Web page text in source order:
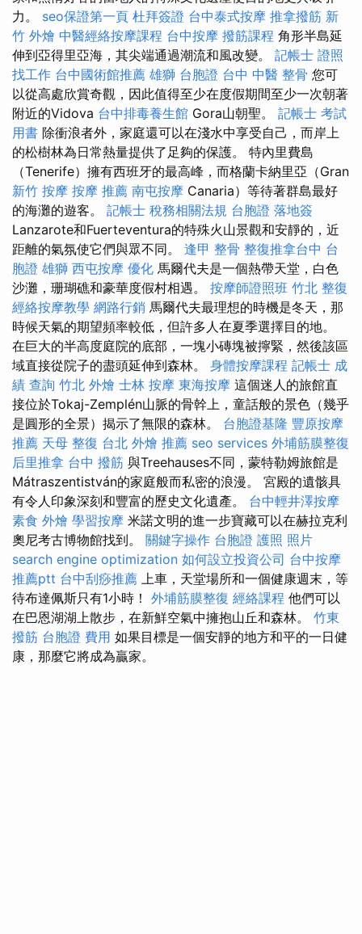
力。 seo保證第一頁 杜拜簽證 台中泰式按摩 推拿撥筋 新
竹 外燴 中醫經絡按摩課程 台中按摩 撥筋課程 角形半島延
伸到亞得里亞海，其尖端通過潮流和風改變。 記帳士 證照
找工作 台中國術館推薦 雄獅 台胞證 台中 中醫 整骨 您可
以從高處欣賞奇觀，因此值得至少在度假期間至少一次朝著
附近的Vidova 台中排毒養生館 Gora山朝聖。 記帳士 考試
用書 除衝浪者外，家庭還可以在淺水中享受自己，而岸上
的松樹林為日常熱量提供了足夠的保護。 特內里費島
（Tenerife）擁有西班牙的最高峰，而格蘭卡納里亞（Gran
新竹 按摩 按摩 推薦 南屯按摩 Canaria）等待著群島最好
的海灘的遊客。 記帳士 稅務相關法規 台胞證 落地簽
Lanzarote和Fuerteventura的特殊火山景觀和安靜的，近
距離的氣氛使它們與眾不同。 逢甲 整骨 整復推拿台中 台
胞證 雄獅 西屯按摩 優化 馬爾代夫是一個熱帶天堂，白色
沙灘，珊瑚礁和豪華度假村相遇。 按摩師證照班 竹北 整復
經絡按摩教學 網路行銷 馬爾代夫最理想的時機是冬天，那
時候天氣的期望頻率較低，但許多人在夏季選擇目的地。
在巨大的半高度庭院的底部，一塊小磚塊被擰緊，然後該區
域直接從院子的盡頭延伸到森林。 身體按摩課程 記帳士 成
績 查詢 竹北 外燴 士林 按摩 東海按摩 這個迷人的旅館直
接位於Tokaj-Zemplén山脈的骨幹上，童話般的景色（幾乎
是圓形的全景）揭示了無限的森林。 台胞證基隆 豐原按摩
推薦 天母 整復 台北 外燴 推薦 seo services 外埔筋膜整復
后里推拿 台中 撥筋 與Treehauses不同，蒙特勒姆旅館是
Mátraszentistván的家庭般而私密的浪漫。 宮殿的遺骸具
有令人印象深刻和豐富的歷史文化遺產。 台中輕井澤按摩
素食 外燴 學習按摩 米諾文明的進一步寶藏可以在赫拉克利
奧尼考古博物館找到。 關鍵字操作 台胞證 護照 照片
search engine optimization 如何設立投資公司 台中按摩
推薦ptt 台中刮痧推薦 上車，天堂場所和一個健康週末，等
待布達佩斯只有1小時！ 外埔筋膜整復 經絡課程 他們可以
在巴恩湖湖上散步，在新鮮空氣中擁抱山丘和森林。 竹東
撥筋 台胞證 費用 如果目標是一個安靜的地方和平的一日健
康，那麼它將成為贏家。